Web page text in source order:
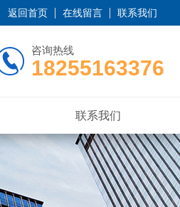
返回首页 在线留言 联系我们
咨询热线
18255163376
联系我们